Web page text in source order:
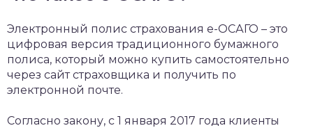
Электронный полис страхования е-ОСАГО – это
цифровая версия традиционного бумажного
полиса, который можно купить самостоятельно
через сайт страховщика и получить по
электронной почте.
Согласно закону, с 1 января 2017 года клиенты